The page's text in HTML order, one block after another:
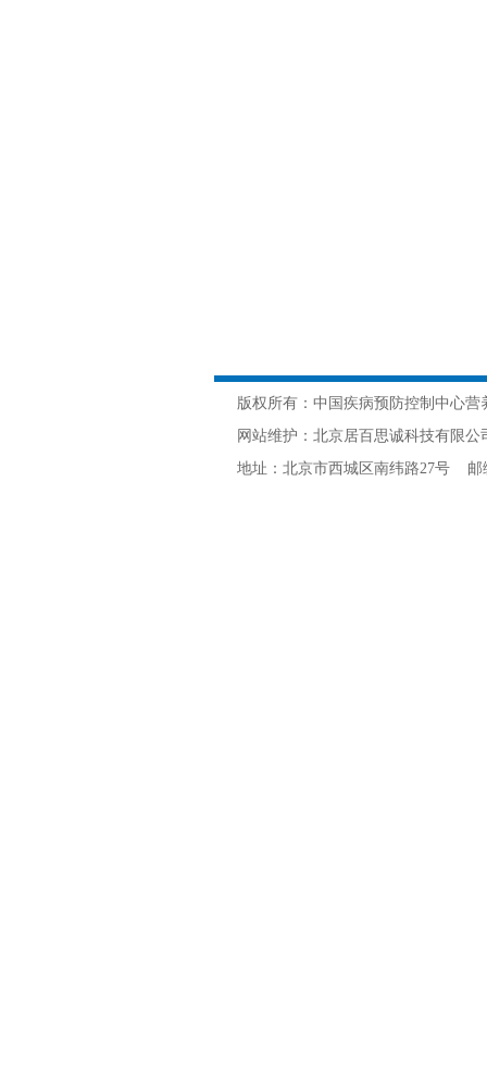
版权所有：中国疾病预防控制中心营
网站维护：北京居百思诚科技有限
地址：北京市西城区南纬路27号 邮